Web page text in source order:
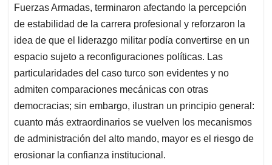
Fuerzas Armadas, terminaron afectando la percepción
de estabilidad de la carrera profesional y reforzaron la
idea de que el liderazgo militar podía convertirse en un
espacio sujeto a reconfiguraciones políticas. Las
particularidades del caso turco son evidentes y no
admiten comparaciones mecánicas con otras
democracias; sin embargo, ilustran un principio general:
cuanto más extraordinarios se vuelven los mecanismos
de administración del alto mando, mayor es el riesgo de
erosionar la confianza institucional.